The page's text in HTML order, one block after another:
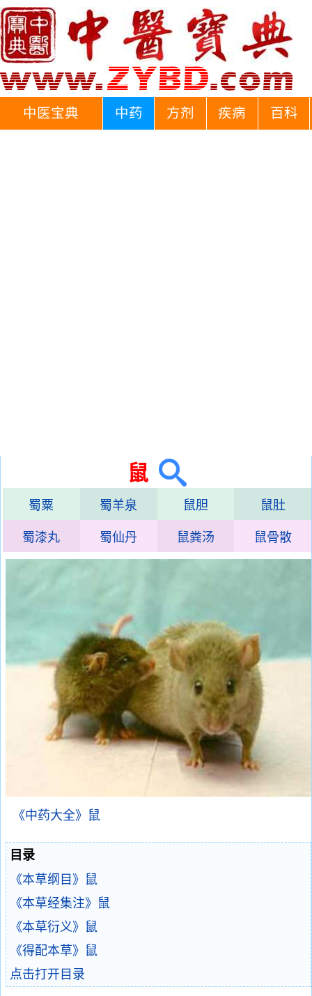
中医宝典 中药 方剂 疾病 百科
鼠
蜀粟 蜀羊泉 鼠胆 鼠肚
蜀漆丸 蜀仙丹 鼠粪汤 鼠骨散
《中药大全》鼠
目录
《本草纲目》鼠
《本草经集注》鼠
《本草衍义》鼠
《得配本草》鼠
点击打开目录